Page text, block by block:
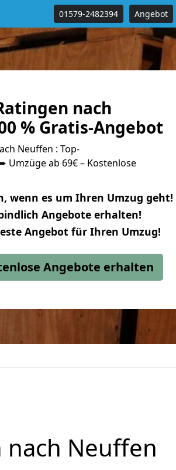
01579-2482394 Angebot
nach
% Gratis-Angebot
Neuffen : Top-
Umzüge ab 69€ – Kostenlose
wenn es um Ihren Umzug geht!
Angebote erhalten!
Angebot für Ihren Umzug!
Angebote erhalten
Neuffen